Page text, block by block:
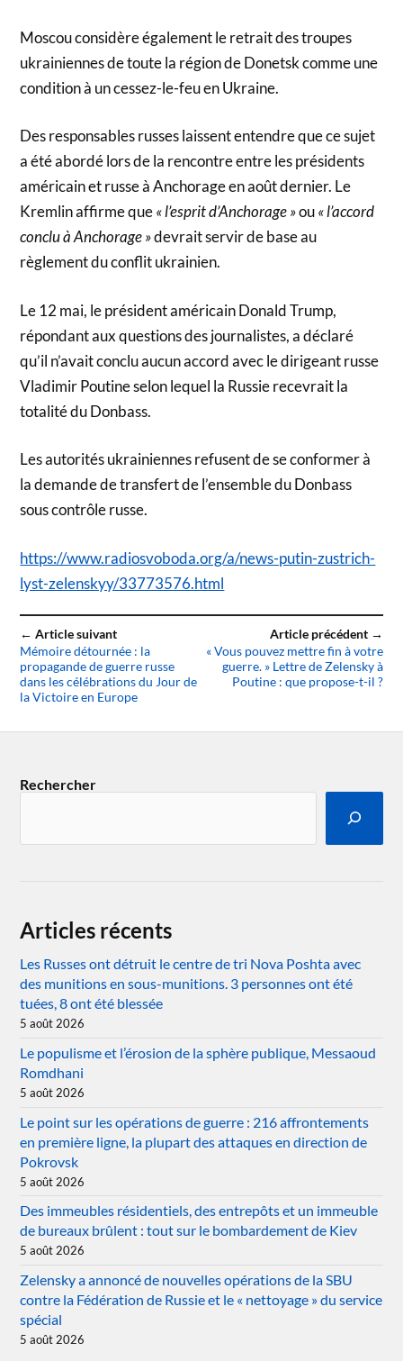
Moscou considère également le retrait des troupes
ukrainiennes de toute la région de Donetsk comme une
condition à un cessez-le-feu en Ukraine.
Des responsables russes laissent entendre que ce sujet
a été abordé lors de la rencontre entre les présidents
américain et russe à Anchorage en août dernier. Le
Kremlin affirme que« l’esprit d’Anchorage »ou« l’accord
conclu à Anchorage »devrait servir de base au
règlement du conflit ukrainien.
Le 12 mai, le président américain Donald Trump,
répondant aux questions des journalistes, a déclaré
qu’il n’avait conclu aucun accord avec le dirigeant russe
Vladimir Poutine selon lequel la Russie recevrait la
totalité du Donbass.
Les autorités ukrainiennes refusent de se conformer à
la demande de transfert de l’ensemble du Donbass
sous contrôle russe.
https://www.radiosvoboda.org/a/news-putin-zustrich-
lyst-zelenskyy/33773576.html
← Article suivant
Mémoire détournée : la
propagande de guerre russe
dans les célébrations du Jour de
la Victoire en Europe
Article précédent →
« Vous pouvez mettre fin à votre
guerre. » Lettre de Zelensky à
Poutine : que propose-t-il ?
Rechercher
Articles récents
Les Russes ont détruit le centre de tri Nova Poshta avec
des munitions en sous-munitions. 3 personnes ont été
tuées, 8 ont été blessée
5 août 2026
Le populisme et l’érosion de la sphère publique, Messaoud
Romdhani
5 août 2026
Le point sur les opérations de guerre : 216 affrontements
en première ligne, la plupart des attaques en direction de
Pokrovsk
5 août 2026
Des immeubles résidentiels, des entrepôts et un immeuble
de bureaux brûlent : tout sur le bombardement de Kiev
5 août 2026
Zelensky a annoncé de nouvelles opérations de la SBU
contre la Fédération de Russie et le « nettoyage » du service
spécial
5 août 2026